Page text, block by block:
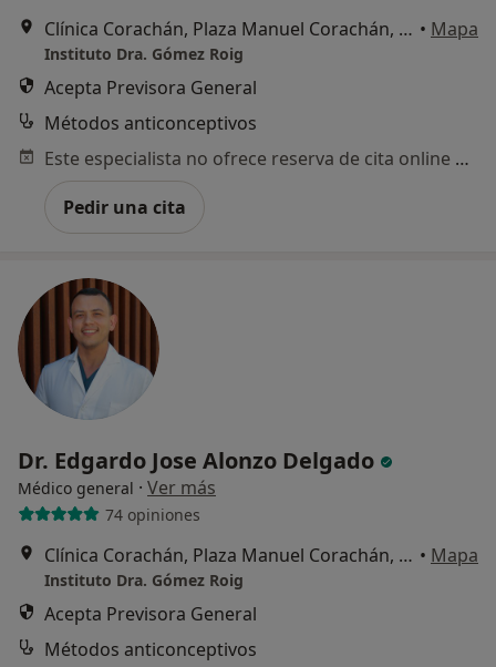
Clínica Corachán, Plaza Manuel Corachán, 4 (desp.220-221)., Barcelona • Mapa
Instituto Dra. Gómez Roig
Acepta Previsora General
Métodos anticonceptivos
Este especialista no ofrece reserva de cita online en esta dirección.
Pedir una cita
Dr. Edgardo Jose Alonzo Delgado
Médico general · Ver más
74 opiniones
Clínica Corachán, Plaza Manuel Corachán, 4 (desp.220-221)., Barcelona • Mapa
Instituto Dra. Gómez Roig
Acepta Previsora General
Métodos anticonceptivos